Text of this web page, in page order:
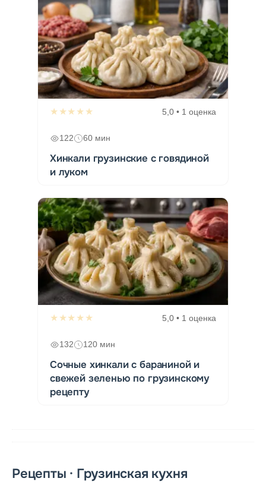
★★★★★ 5,0 • 1 оценка
122 60 мин
Хинкали грузинские с говядиной
и луком
★★★★★ 5,0 • 1 оценка
132 120 мин
Сочные хинкали с бараниной и
свежей зеленью по грузинскому
рецепту
Рецепты · Грузинская кухня